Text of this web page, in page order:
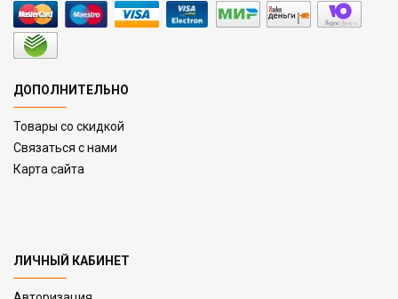
ДОПОЛНИТЕЛЬНО
Товары со скидкой
Связаться с нами
Карта сайта
ЛИЧНЫЙ КАБИНЕТ